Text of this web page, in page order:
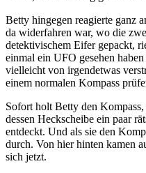
Betty hingegen reagierte ganz
da widerfahren war, wo die
detektivischem Eifer gepackt,
einmal ein UFO gesehen
vielleicht von irgendetwas
einem normalen Kompass
Sofort holt Betty den
dessen Heckscheibe ein paar
entdeckt. Und als sie den
durch. Von hier hinten kamen
sich jetzt.